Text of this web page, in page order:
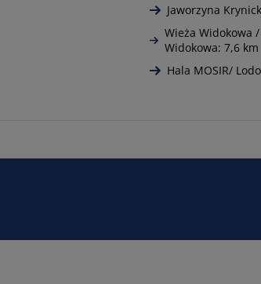
Jaworzyna
Wieża Widokowa
Widokowa: 7,6 km
Hala MOSIR/